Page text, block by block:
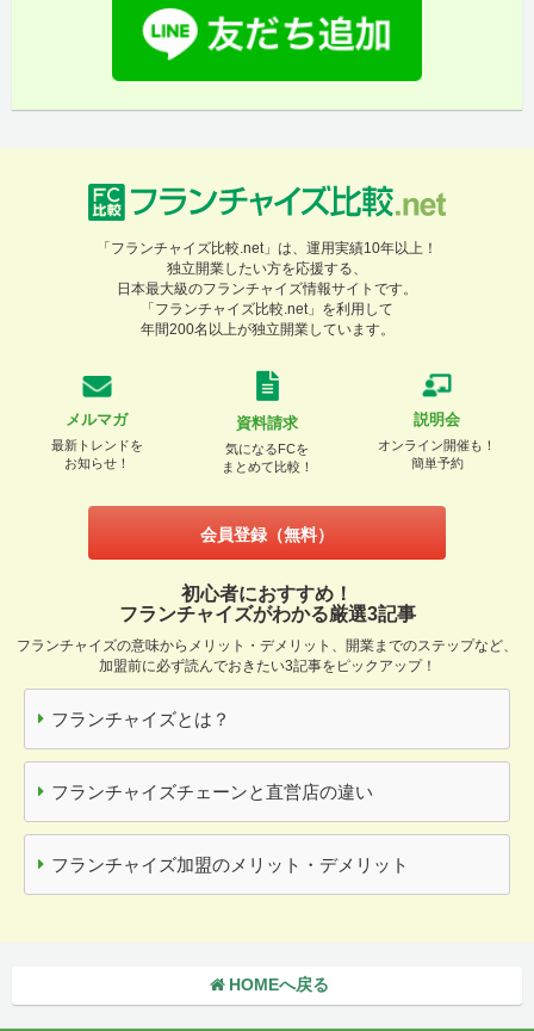
「フランチャイズ比較.net」は、運用実績10年以上！
独立開業したい方を応援する、
日本最大級のフランチャイズ情報サイトです。
「フランチャイズ比較.net」を利用して
年間200名以上が独立開業しています。
メルマガ
最新トレンドを
お知らせ！
資料請求
気になるFCを
まとめて比較！
説明会
オンライン開催も！
簡単予約
会員登録（無料）
初心者におすすめ！
フランチャイズがわかる厳選3記事
フランチャイズの意味からメリット・デメリット、開業までのステップなど、
加盟前に必ず読んでおきたい3記事をピックアップ！
フランチャイズとは？
フランチャイズチェーンと直営店の違い
フランチャイズ加盟のメリット・デメリット
HOMEへ戻る